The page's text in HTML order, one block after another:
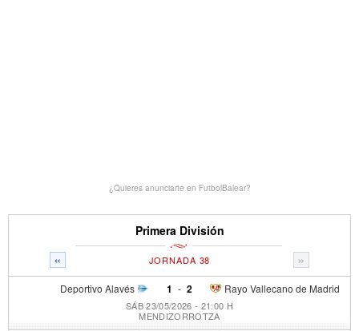
¿Quieres anunciarte en FutbolBalear?
Primera División
« »
JORNADA 38
Deportivo Alavés 1 - Rayo Vallecano de Madrid
2
SÁB 23/05/2026 - 21:00 H
MENDIZORROTZA